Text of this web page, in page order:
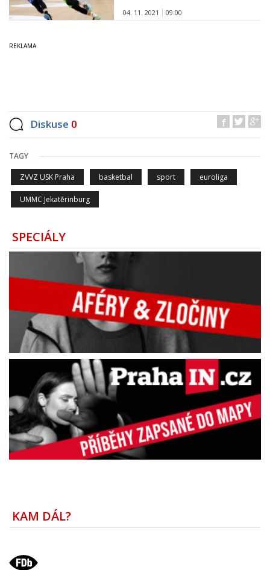
04. 11. 2021 09:00
Diskuse 0
TAGY
ZVVZ USK Praha basketbal sport euroliga
UMMC Jekatěrinburg
SPECIÁLY
KAM DÁL?